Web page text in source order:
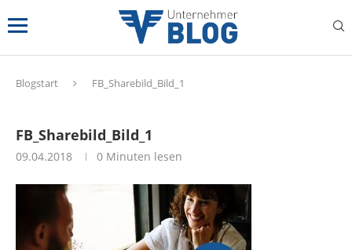
Blogstart FB_Sharebild_Bild_1
FB_Sharebild_Bild_1
09.04.2018 0 Minuten lesen